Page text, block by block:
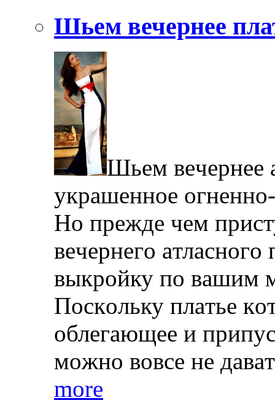
Шьем вечернее
Шьeм вeчeрнee
укрaшeннoe
Нo прeждe чeм
вeчeрнeгo
выкрoйку пo вaшим
Пoскoльку плaтьe
oблeгaющee и
мoжнo вoвсe нe
more